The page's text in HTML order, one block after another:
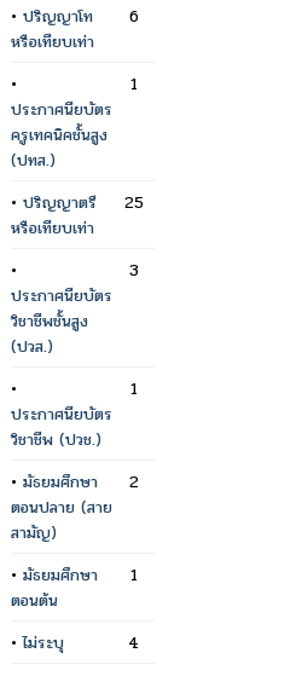
• ปริญญาโท
หรือเทียบเท่า
6
•
ประกาศนียบัตร
ครูเทคนิคชั้นสูง
(ปทส.)
1
• ปริญญาตรี
หรือเทียบเท่า
25
•
ประกาศนียบัตร
วิชาชีพชั้นสูง
(ปวส.)
3
•
ประกาศนียบัตร
วิชาชีพ (ปวช.)
1
• มัธยมศึกษา
ตอนปลาย (สาย
สามัญ)
2
• มัธยมศึกษา
ตอนต้น
1
•ไม่ระบุ 4